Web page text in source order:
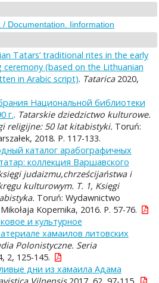
Documentation. Iinformation
Tatars’ traditional rites in the early
ceremony (based on the Lithuanian
in Arabic script). Tatarica2020,
Национальной библиотеки
г.. Tatarskie dziedzictwo kulturowe.
religijne: 50 lat kitabistyki. Toruń:
2018. P. 117-133.
каталог арабографичных
коллекция Варшавского
judaizmu,chrześcijaństwa i
kulturowym. T. 1, Księgi
Toruń: Wydawnictwo
Kopernika, 2016. P. 57-76.
и культурное
хамаилов литовских
Polonistyczne. Seria
2, 125-145.
дни из хамаила Адама